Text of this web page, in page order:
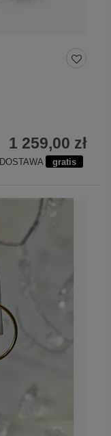
1 259,00 zł
DOSTAWA gratis